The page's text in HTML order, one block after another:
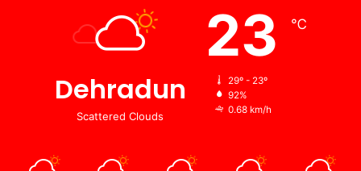
Dehradun
Scattered Clouds
23 ℃
29º - 23º
92%
0.68 km/h